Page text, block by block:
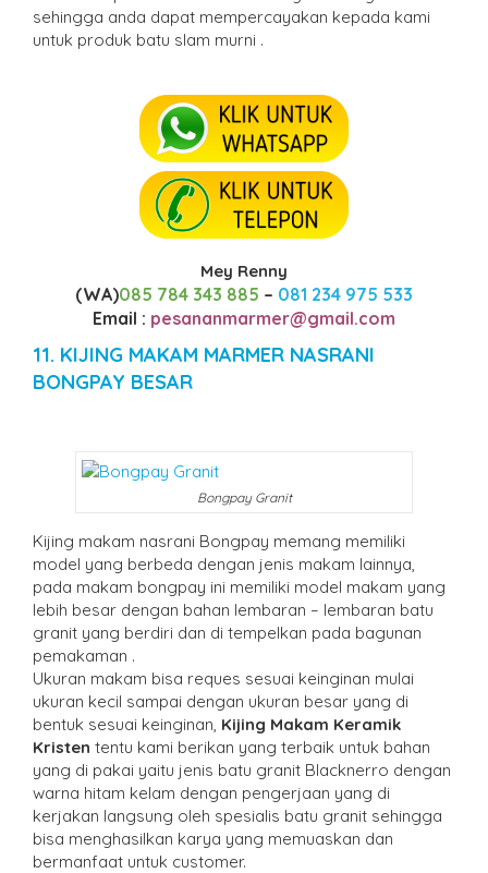
sehingga anda dapat mempercayakan kepada kami
untuk produk batu slam murni .
Mey Renny
(WA)085 784 343 885 – 081 234 975 533
Email : pesananmarmer@gmail.com
11. KIJING MAKAM MARMER NASRANI
BONGPAY BESAR
Bongpay Granit
Kijing makam nasrani Bongpay memang memiliki
model yang berbeda dengan jenis makam lainnya,
pada makam bongpay ini memiliki model makam yang
lebih besar dengan bahan lembaran – lembaran batu
granit yang berdiri dan di tempelkan pada bagunan
pemakaman .
Ukuran makam bisa reques sesuai keinginan mulai
ukuran kecil sampai dengan ukuran besar yang di
bentuk sesuai keinginan, Kijing Makam Keramik
Kristen tentu kami berikan yang terbaik untuk bahan
yang di pakai yaitu jenis batu granit Blacknerro dengan
warna hitam kelam dengan pengerjaan yang di
kerjakan langsung oleh spesialis batu granit sehingga
bisa menghasilkan karya yang memuaskan dan
bermanfaat untuk customer.